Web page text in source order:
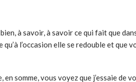
à savoir, à savoir ce qui fait que
l’occasion elle se redouble et que
somme, vous voyez que j’essaie de